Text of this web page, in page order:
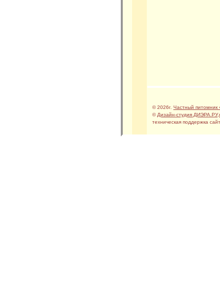
© 2026г. Частный питомник
© Дизайн-студия ДИЭРА.РУ,
техническая поддержка